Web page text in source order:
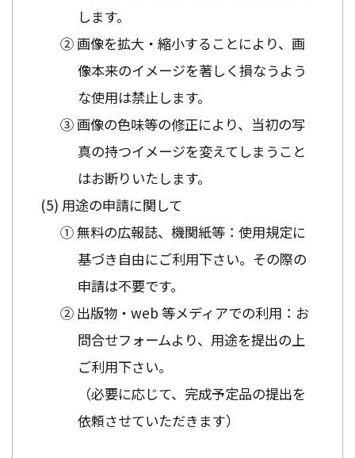
します。
② 画像を拡大・縮小することにより、画
像本来のイメージを著しく損なうよう
な使用は禁止します。
③ 画像の色味等の修正により、当初の写
真の持つイメージを変えてしまうこと
はお断りいたします。
用途の申請に関して
① 無料の広報誌、機関紙等：使用規定に
基づき自由にご利用下さい。その際の
申請は不要です。
② 出版物・web 等メディアでの利用：お
問合せフォームより、用途を提出の上
ご利用下さい。
（必要に応じて、完成予定品の提出を
依頼させていただきます）